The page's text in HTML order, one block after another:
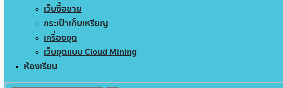
เว็บซื้อขาย
กระเป๋าเก็บเหรียญ
เครื่องขุด
เว็บขุดแบบ Cloud Mining
ห้องเรียน